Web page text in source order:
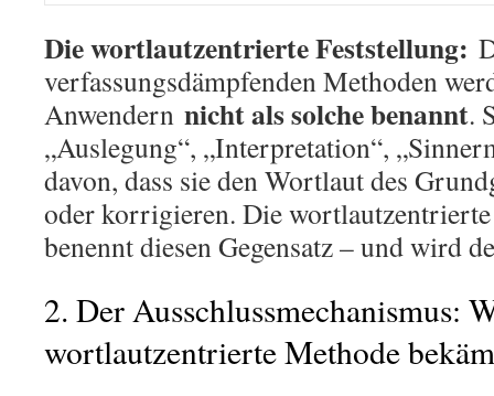
Die wortlautzentrierte Feststellung:
verfassungsdämpfenden Methoden
Anwendern nicht als solche benannt.
„Auslegung“, „Interpretation“,
davon, dass sie den Wortlaut des
oder korrigieren. Die wortlautzentrierte
benennt diesen Gegensatz – und wird
2. Der Ausschlussmechanismus:
wortlautzentrierte Methode